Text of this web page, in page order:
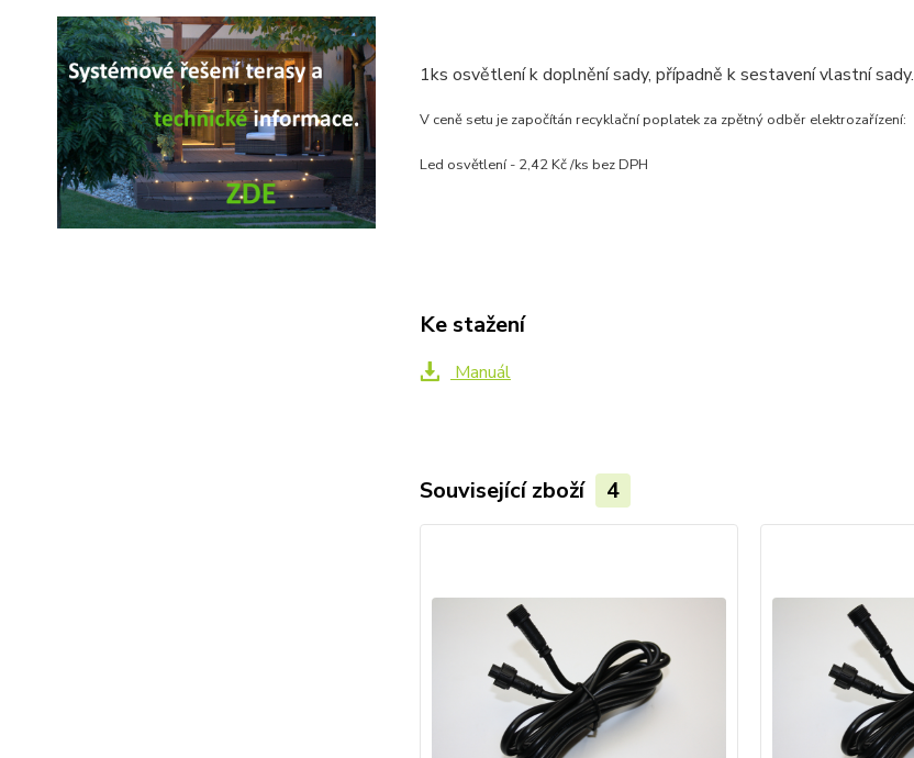
1ks osvětlení k doplnění sady, případně k sestavení vlastní sady.
V ceně setu je započítán recyklační poplatek za zpětný odběr elektrozařízení:
Led osvětlení - 2,42 Kč /ks bez DPH
Ke stažení
Manuál
Související zboží 4